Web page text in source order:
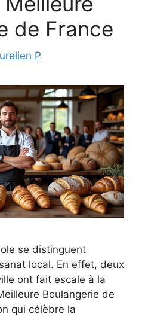
de France
P
se distinguent
local. En effet, deux
ont fait escale à la
Boulangerie de
qui célèbre la